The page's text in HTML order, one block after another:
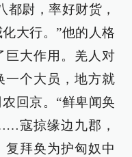
都尉，率好财货，
大行。”他的人格
巨大作用。羌人对
一个大员，地方就
回京。“鲜卑闻奂
寇掠缘边九郡，
拜奂为护匈奴中